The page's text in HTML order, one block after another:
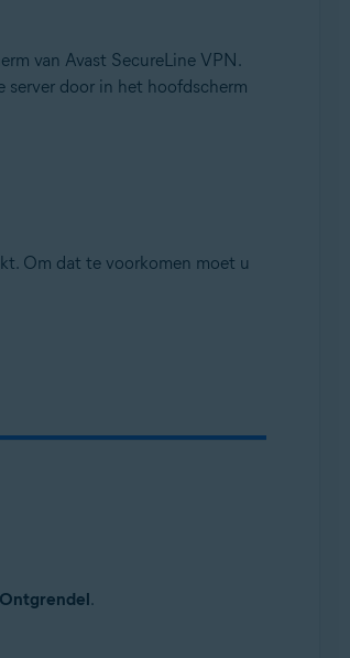
van Avast SecureLine VPN.
server door in het hoofdscherm
Om dat te voorkomen moet u
Ontgrendel.